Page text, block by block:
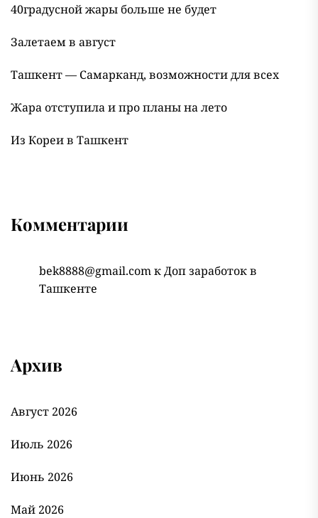
40градусной жары больше не будет
Залетаем в август
Ташкент — Самарканд, возможности для всех
Жара отступила и про планы на лето
Из Кореи в Ташкент
Комментарии
bek8888@gmail.comкДоп заработок в
Ташкенте
Архив
Август 2026
Июль 2026
Июнь 2026
Май 2026